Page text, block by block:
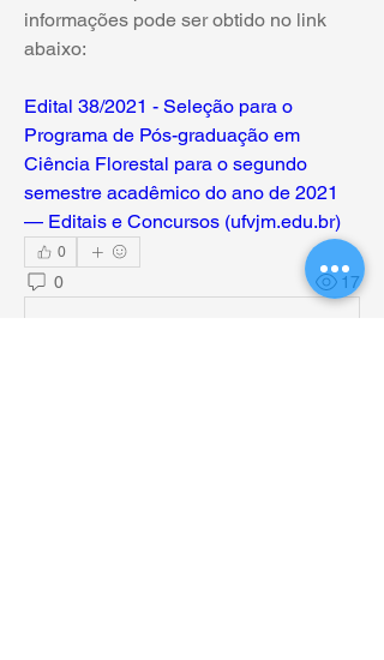
informações pode ser obtido no link
abaixo:
Edital 38/2021 - Seleção para o
Programa de Pós-graduação em
Ciência Florestal para o segundo
semestre acadêmico do ano de 2021
— Editais e Concursos (ufvjm.edu.br)
0
0 17